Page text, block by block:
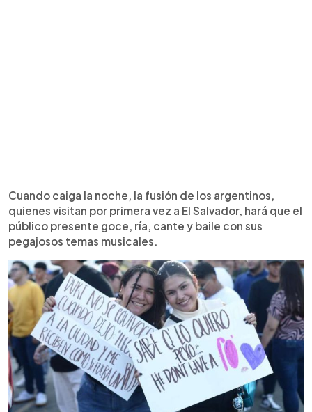
Cuando caiga la noche, la fusión de los argentinos,
quienes visitan por primera vez a El Salvador, hará que el
público presente goce, ría, cante y baile con sus
pegajosos temas musicales.